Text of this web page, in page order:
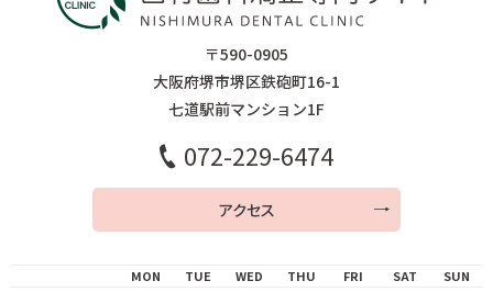
〒590-0905
大阪府堺市堺区鉄砲町16-1
七道駅前マンション1F
072-229-6474
アクセス
MON TUE WED THU FRI SAT SUN